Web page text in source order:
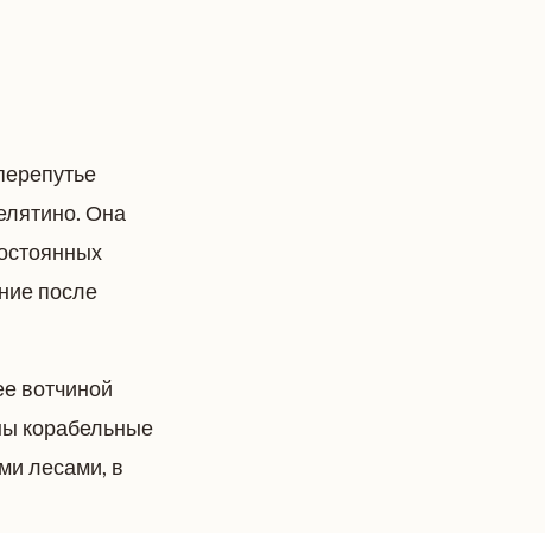
Она
после
вотчиной
корабельные
лесами, в